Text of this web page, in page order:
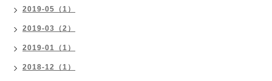
2019-05（1）
2019-03（2）
2019-01（1）
2018-12（1）